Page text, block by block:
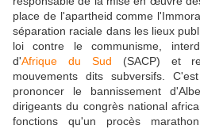
place de l'apartheid comme
séparation raciale dans les lieux
loi contre le communisme,
d'Afrique du Sud (SACP) et
mouvements dits subversifs.
prononcer le bannissement
dirigeants du congrès national
fonctions qu'un procès